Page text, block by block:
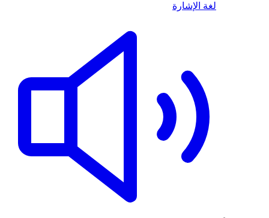
لغة الإشارة